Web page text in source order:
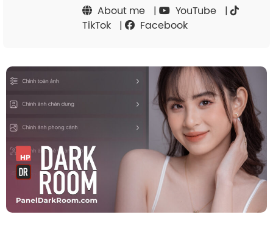
About me
| YouTube
|
TikTok
| Facebook